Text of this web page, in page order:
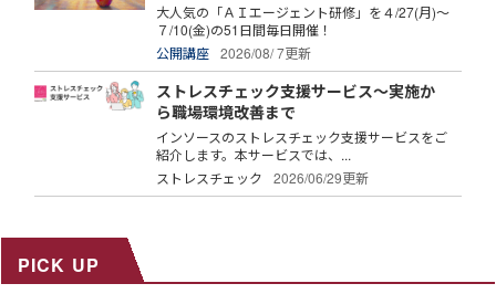
大人気の「ＡＩエージェント研修」を４/27(月)～
７/10(金)の51日間毎日開催！
公開講座
2026/08/ 7更新
ストレスチェック支援サービス～実施か
ら職場環境改善まで
インソースのストレスチェック支援サービスをご
紹介します。本サービスでは、...
ストレスチェック
2026/06/29更新
PICK UP